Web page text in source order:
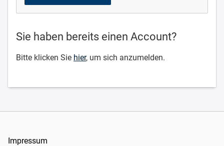
Sie haben bereits einen Account?
Bitte klicken Sie hier, um sich anzumelden.
Impressum